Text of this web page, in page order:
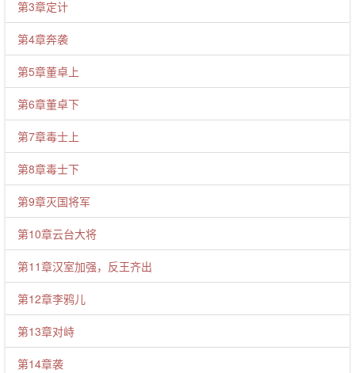
第3章定计
第4章奔袭
第5章董卓上
第6章董卓下
第7章毒士上
第8章毒士下
第9章灭国将军
第10章云台大将
第11章汉室加强，反王齐出
第12章李鸦儿
第13章对峙
第14章袭